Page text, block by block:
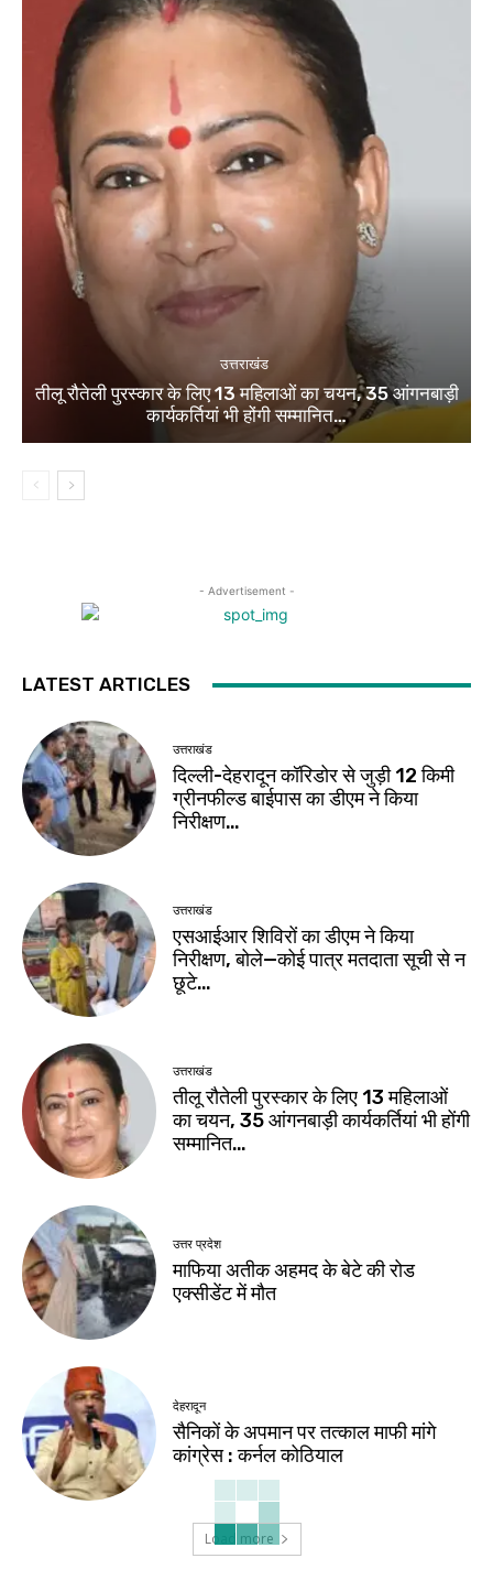
उत्तराखंड
तीलू रौतेली पुरस्कार के लिए 13 महिलाओं का चयन, 35 आंगनबाड़ी
कार्यकर्तियां भी होंगी सम्मानित…
- Advertisement -
LATEST ARTICLES
उत्तराखंड
दिल्ली-देहरादून कॉरिडोर से जुड़ी 12 किमी
ग्रीनफील्ड बाईपास का डीएम ने किया
निरीक्षण…
उत्तराखंड
एसआईआर शिविरों का डीएम ने किया
निरीक्षण, बोले—कोई पात्र मतदाता सूची से न
छूटे…
उत्तराखंड
तीलू रौतेली पुरस्कार के लिए 13 महिलाओं
का चयन, 35 आंगनबाड़ी कार्यकर्तियां भी होंगी
सम्मानित…
उत्तर प्रदेश
माफिया अतीक अहमद के बेटे की रोड
एक्सीडेंट में मौत
देहरादून
सैनिकों के अपमान पर तत्काल माफी मांगे
कांग्रेस : कर्नल कोठियाल
Load more